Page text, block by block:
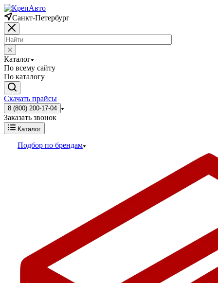
Санкт-Петербург
Каталог
По всему сайту
По каталогу
Скачать прайсы
8 (800) 200-17-04
Заказать звонок
Каталог
Подбор по брендам